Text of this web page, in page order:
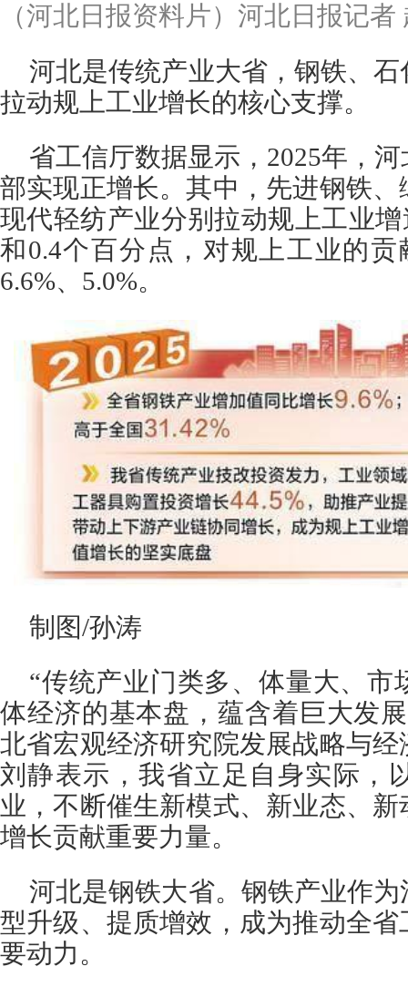
（河北日报资料片）河北日报记者
河北是传统产业大省，钢铁、
拉动规上工业增长的核心支撑。
省工信厅数据显示，2025年，
部实现正增长。其中，先进钢铁
现代轻纺产业分别拉动规上工业增
和0.4个百分点，对规上工业的贡
6.6%、5.0%。
制图/孙涛
“传统产业门类多、体量大、市
体经济的基本盘，蕴含着巨大发
北省宏观经济研究院发展战略与
刘静表示，我省立足自身实际，
业，不断催生新模式、新业态、
增长贡献重要力量。
河北是钢铁大省。钢铁产业作
型升级、提质增效，成为推动全
要动力。